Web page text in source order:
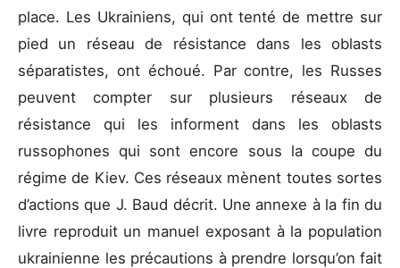
place. Les Ukrainiens, qui ont tenté de mettre sur
pied un réseau de résistance dans les oblasts
séparatistes, ont échoué. Par contre, les Russes
peuvent compter sur plusieurs réseaux de
résistance qui les informent dans les oblasts
russophones qui sont encore sous la coupe du
régime de Kiev. Ces réseaux mènent toutes sortes
d’actions que J. Baud décrit. Une annexe à la fin du
livre reproduit un manuel exposant à la population
ukrainienne les précautions à prendre lorsqu’on fait